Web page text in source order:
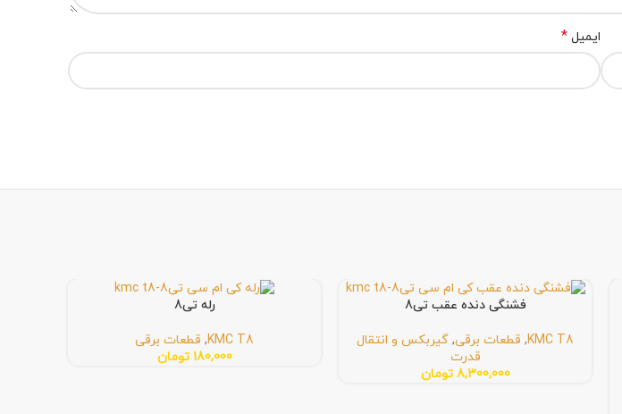
ایمیل *
فشنگی دنده عقب تی8
KMC T8
, قطعات برقی, گیربکس و انتقال
قدرت
8,300,000 تومان
رله تی8
KMC T8
, قطعات برقی
180,000 تومان